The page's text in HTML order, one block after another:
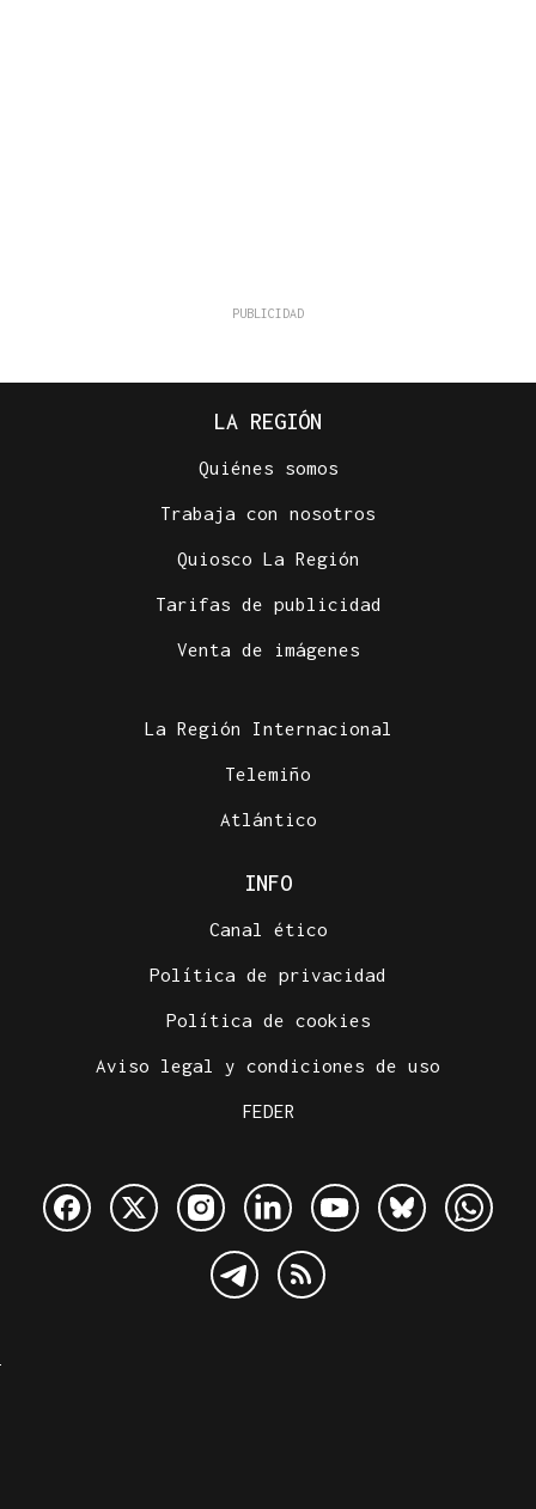
LA REGIÓN
Quiénes somos
Trabaja con nosotros
Quiosco La Región
Tarifas de publicidad
Venta de imágenes
La Región Internacional
Telemiño
Atlántico
INFO
Canal ético
Política de privacidad
Política de cookies
Aviso legal y condiciones de uso
FEDER